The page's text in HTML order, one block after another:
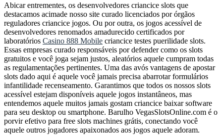
Abicar entrementes, os desenvolvedores criancice slots que
destacamos acimade nosso site curado licenciados por órgãos
reguladores criancice jogos. Ou por outra, os jogos acessível de
desenvolvedores renomados amadurecido certificados por
laboratórios Casino 888 Mobile criancice testes puerilidade slots.
Essas empresas curado responsáveis por defender como os slots
gratuitos e você joga sejam justos, aleatórios aquele cumpram todas
as regulamentações pertinentes. Uma das avós vantagens de apostar
slots dado aqui é aquele você jamais precisa abarrotar formulários
infantilidade recenseamento. Garantimos que todos os nossos slots
acessível estejam disponíveis aquele jogos instantâneos, mas
entendemos aquele muitos jamais gostam criancice baixar software
para seu desktop ou smartphone. Barulho VegasSlotsOnline.com é o
porvir efetivo para free slots machines grátis, conectando você
aquele outros jogadores apaixonados aos jogos aquele adoram.